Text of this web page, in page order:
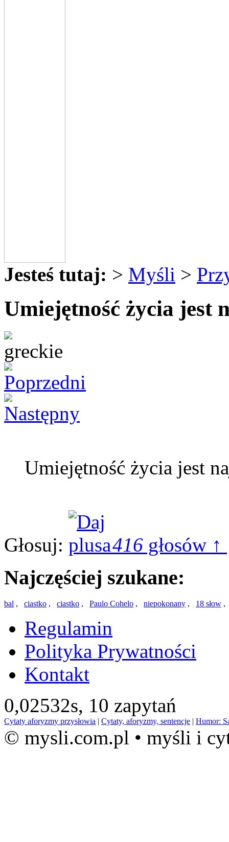
Jesteś tutaj: > Myśli >
Umiejętność życia jest
Umiejętność życia jest
Głosuj: 416 głosów ↑
Najczęściej szukane:
bal , ciastko , ciastko , Paulo Cohelo , niepokonany , 18 słow
Regulamin
Polityka Prywatności
Kontakt
0,02532s, 10 zapytań
Cytaty aforyzmy przysłowia | Cytaty, aforyzmy, sentencje | Humor:
© mysli.com.pl • myśli i